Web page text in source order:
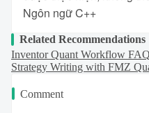
Ngôn ngữ C++
Related Recommendations
Inventor Quant Workflow
Strategy Writing with FMZ
Comment